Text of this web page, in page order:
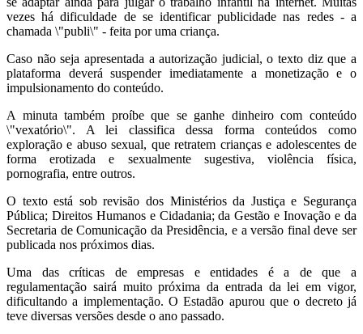
vezes há dificuldade de se identificar publicidade nas redes - a
chamada \"publi\" - feita por uma criança.
Caso não seja apresentada a autorização judicial, o texto diz que a
plataforma deverá suspender imediatamente a monetização e o
impulsionamento do conteúdo.
A minuta também proíbe que se ganhe dinheiro com conteúdo
\"vexatório\". A lei classifica dessa forma conteúdos como
exploração e abuso sexual, que retratem crianças e adolescentes de
forma erotizada e sexualmente sugestiva, violência física,
pornografia, entre outros.
O texto está sob revisão dos Ministérios da Justiça e Segurança
Pública; Direitos Humanos e Cidadania; da Gestão e Inovação e da
Secretaria de Comunicação da Presidência, e a versão final deve ser
publicada nos próximos dias.
Uma das críticas de empresas e entidades é a de que a
regulamentação sairá muito próxima da entrada da lei em vigor,
dificultando a implementação. O Estadão apurou que o decreto já
teve diversas versões desde o ano passado.